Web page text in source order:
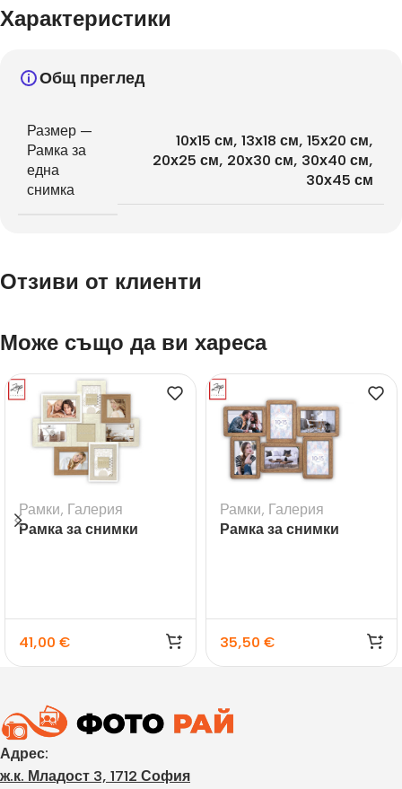
Характеристики
Общ преглед
Размер —
Рамка за
една
снимка
10х15 см, 13х18 см, 15х20 см,
20х25 см, 20х30 см, 30х40 см,
30х45 см
Отзиви от клиенти
Може също да ви хареса
Рамки, Галерия
Рамка за снимки
41,00 €
Рамки, Галерия
Рамка за снимки
35,50 €
Адрес:
ж.к. Младост 3, 1712 София